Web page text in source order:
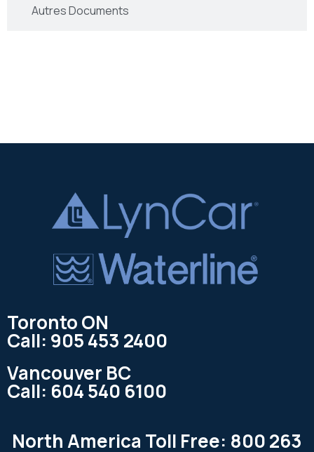
Autres Documents
Toronto ON
Call: 905 453 2400
Vancouver BC
Call: 604 540 6100
North America Toll Free: 800 263